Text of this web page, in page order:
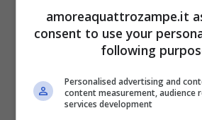
amoreaquattrozampe.it
consent to use your
following
Personalised advertising and
content measurement, audience
services development